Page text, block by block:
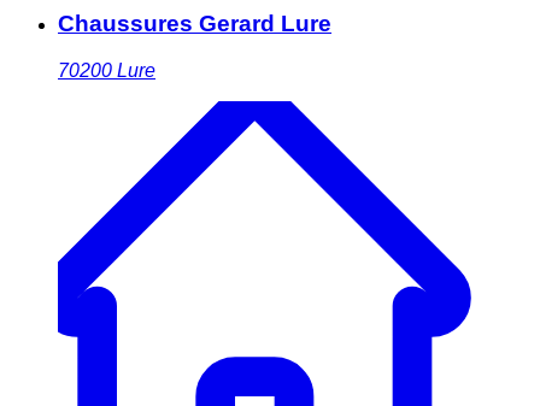
Chaussures Gerard Lure
70200 Lure